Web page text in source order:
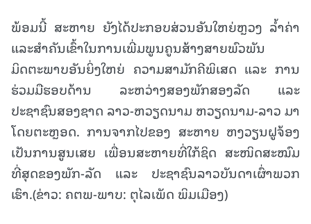
ພ້ອມນີ້ ສະຫາຍ ຍັງໄດ້ປະກອບສ່ວນອັນໃຫຍ່ຫຼວງ ລໍ້າຄ່າ
ແລະສໍາຄັນເຂົ້າໃນການເພີ່ມພູນຄູນສ້າງສາຍພົວພັນ
ມິດຕະພາບອັນຍິ່ງໃຫຍ່ ຄວາມສາມັກຄີພິເສດ ແລະ ການ
ຮ່ວມມືຮອບດ້ານ ລະຫວ່າງສອງພັກສອງລັດ ແລະ
ປະຊາຊົນສອງຊາດ ລາວ-ຫວຽດນາມ ຫວຽດນາມ-ລາວ ມາ
ໂດຍຕະຫຼອດ. ການຈາກໄປຂອງ ສະຫາຍ ຫງວຽນຝູຈ້ອງ
ເປັນການສູນເສຍ ເພື່ອນສະຫາຍທີ່ໃກ້ຊິດ ສະໜິດສະໝົມ
ທີ່ສຸດຂອງພັກ-ລັດ ແລະ ປະຊາຊົນລາວບັນດາເຜົ່າພວກ
ເຮົາ.(ຂ່າວ: ຄຕພ-ພາບ: ຕຸໄລເພັດ ພິມເມືອງ)